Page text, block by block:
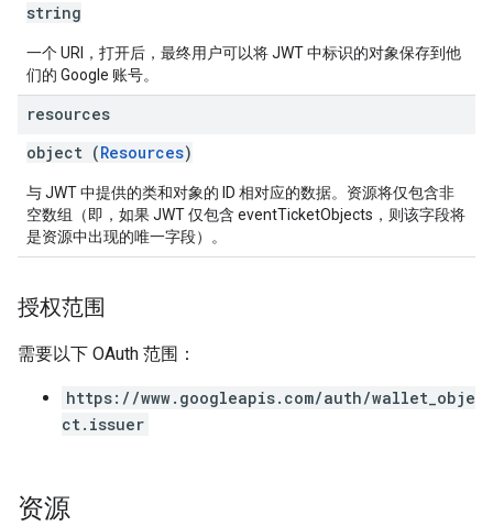
string
一个 URI，打开后，最终用户可以将 JWT 中标识的对象保存到他
们的 Google 账号。
resources
object (Resources)
与 JWT 中提供的类和对象的 ID 相对应的数据。资源将仅包含非
空数组（即，如果 JWT 仅包含 eventTicketObjects，则该字段将
是资源中出现的唯一字段）。
授权范围
需要以下 OAuth 范围：
https://www.googleapis.com/auth/wallet_obje
ct.issuer
资源